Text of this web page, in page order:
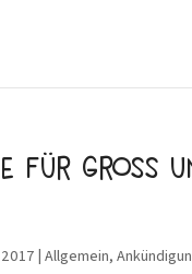
für Gross
| Allgemein,